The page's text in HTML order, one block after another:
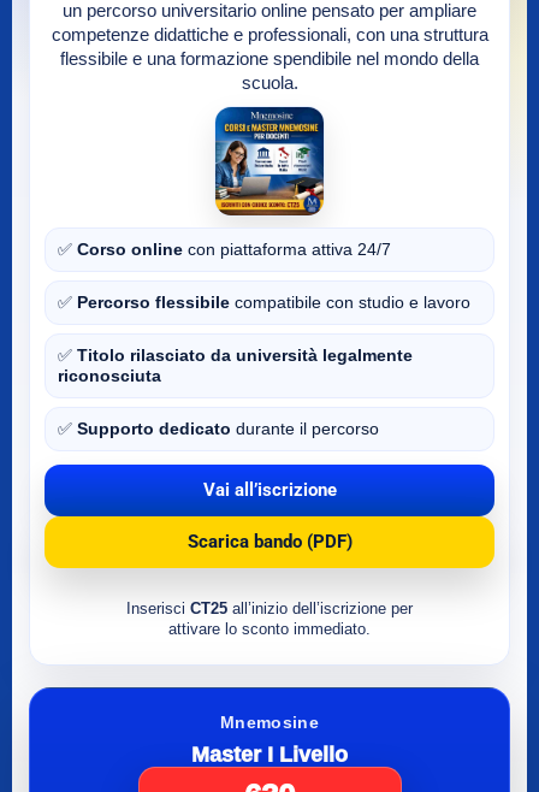
un percorso universitario online pensato per ampliare
competenze didattiche e professionali, con una struttura
flessibile e una formazione spendibile nel mondo della
scuola.
✅ Corso online con piattaforma attiva 24/7
✅ Percorso flessibile compatibile con studio e lavoro
✅ Titolo rilasciato da università legalmente
riconosciuta
✅ Supporto dedicato durante il percorso
Vai all’iscrizione
Scarica bando (PDF)
Inserisci CT25 all’inizio dell’iscrizione per
attivare lo sconto immediato.
Mnemosine
Master I Livello